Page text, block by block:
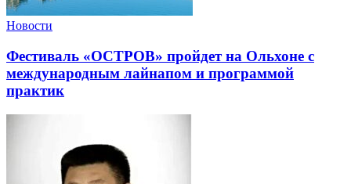
Новости
Фестиваль «ОСТРОВ» пройдет на Ольхоне с
международным лайнапом и программой
практик